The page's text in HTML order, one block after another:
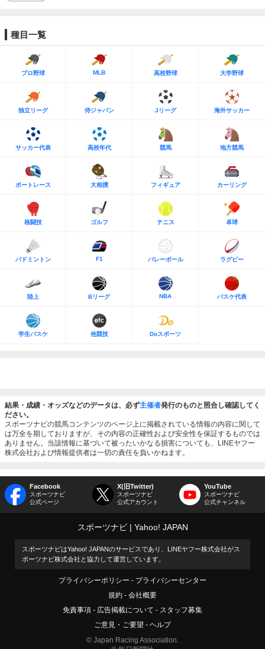
種目一覧
プロ野球 MLB 高校野球 大学野球
独立リーグ 侍ジャパン Jリーグ 海外サッカー
サッカー代表 高校年代 競馬 地方競馬
ボートレース 大相撲 フィギュア カーリング
格闘技 ゴルフ テニス 卓球
バドミントン F1 バレーボール ラグビー
陸上 Bリーグ NBA バスケ代表
学生バスケ 他競技 Doスポーツ
結果・成績・オッズなどのデータは、必ず主催者発行のものと照合し確認してく
ださい。
スポーツナビの競馬コンテンツのページ上に掲載されている情報の内容に関して
は万全を期しておりますが、その内容の正確性および安全性を保証するものでは
ありません。当該情報に基づいて被ったいかなる損害についても、LINEヤフー
株式会社および情報提供者は一切の責任を負いかねます。
Facebook
スポーツナビ
公式ページ
X(旧Twitter)
スポーツナビ
公式アカウント
YouTube
スポーツナビ
公式チャンネル
スポーツナビ Yahoo! JAPAN
スポーツナビはYahoo! JAPANのサービスであり、LINEヤフー株式会社がス
ポーツナビ株式会社と協力して運営しています。
プライバシーポリシー
プライバシーセンター
規約
会社概要
免責事項
広告掲載について
スタッフ募集
ご意見・ご要望
ヘルプ
© Japan Racing Association.